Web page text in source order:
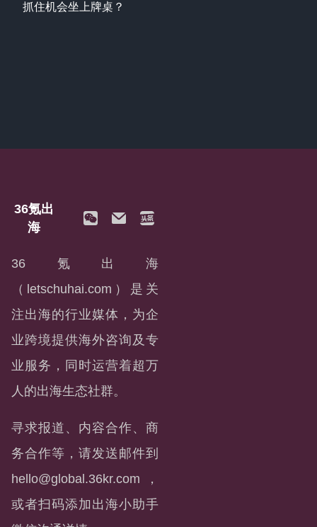
抓住机会坐上牌桌？
36氪出
海
36氪出海
（letschuhai.com）是关
注出海的行业媒体，为企
业跨境提供海外咨询及专
业服务，同时运营着超万
人的出海生态社群。
寻求报道、内容合作、商
务合作等，请发送邮件到
hello@global.36kr.com ，
或者扫码添加出海小助手